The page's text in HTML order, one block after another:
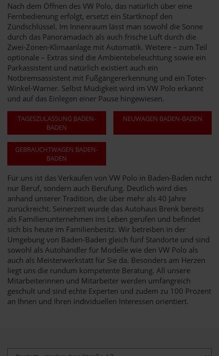
Nach dem Öffnen des VW Polo, das natürlich über eine
Fernbedienung erfolgt, ersetzt ein Startknopf den
Zündschlüssel. Im Innenraum lässt man sowohl die Sonne
durch das Panoramadach als auch frische Luft durch die
Zwei-Zonen-Klimaanlage mit Automatik. Weitere – zum Teil
optionale – Extras sind die Ambientebeleuchtung sowie ein
Parkassistent und natürlich existiert auch ein
Notbremsassistent mit Fußgängererkennung und ein Toter-
Winkel-Warner. Selbst Müdigkeit wird im VW Polo erkannt
und auf das Einlegen einer Pause hingewiesen.
TAGESZULASSUNG BADEN-
BADEN
NEUWAGEN BADEN-BADEN
GEBRAUCHTWAGEN BADEN-
BADEN
Für uns ist das Verkaufen von VW Polo in Baden-Baden nicht
nur Beruf, sondern auch Berufung. Deutlich wird dies
anhand unserer Tradition, die über mehr als 40 Jahre
zurückreicht. Seinerzeit wurde das Autohaus Brenk bereits
als Familienunternehmen ins Leben gerufen und befindet
sich bis heute im Familienbesitz. Wir betreiben in der
Umgebung von Baden-Baden gleich fünf Standorte und sind
sowohl als Autohändler für Modelle wie den VW Polo als
auch als Meisterwerkstatt für Sie da. Besonders am Herzen
liegt uns die rundum kompetente Beratung. All unsere
Mitarbeiterinnen und Mitarbeiter werden umfangreich
geschult und sind echte Experten und zudem zu 100 Prozent
an Ihnen und Ihren individuellen Interessen orientiert.